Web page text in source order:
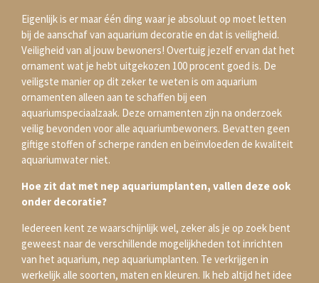
Eigenlijk is er maar één ding waar je absoluut op moet letten
bij de aanschaf van aquarium decoratie en dat is veiligheid.
Veiligheid van al jouw bewoners! Overtuig jezelf ervan dat het
ornament wat je hebt uitgekozen 100 procent goed is. De
veiligste manier op dit zeker te weten is om aquarium
ornamenten alleen aan te schaffen bij een
aquariumspeciaalzaak. Deze ornamenten zijn na onderzoek
veilig bevonden voor alle aquariumbewoners. Bevatten geen
giftige stoffen of scherpe randen en beïnvloeden de kwaliteit
aquariumwater niet.
Hoe zit dat met nep aquariumplanten, vallen deze ook
onder decoratie?
Iedereen kent ze waarschijnlijk wel, zeker als je op zoek bent
geweest naar de verschillende mogelijkheden tot inrichten
van het aquarium, nep aquariumplanten. Te verkrijgen in
werkelijk alle soorten, maten en kleuren. Ik heb altijd het idee